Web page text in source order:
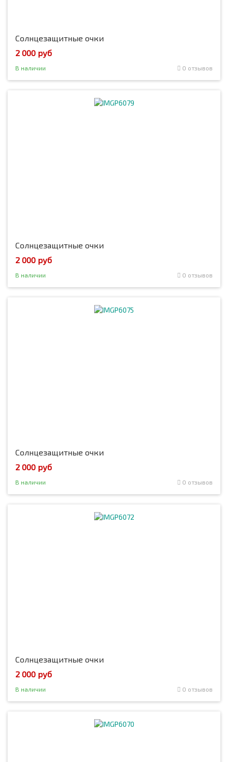
Солнцезащитные очки
2 000 руб
В наличии 0 отзывов
Солнцезащитные очки
2 000 руб
В наличии 0 отзывов
Солнцезащитные очки
2 000 руб
В наличии 0 отзывов
Солнцезащитные очки
2 000 руб
В наличии 0 отзывов